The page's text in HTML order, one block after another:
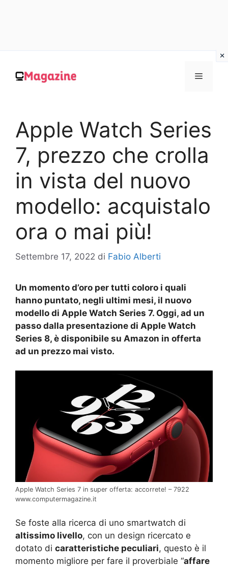
contenuto
MENU
Apple Watch Series
7, prezzo che crolla
in vista del nuovo
modello: acquistalo
ora o mai più!
Settembre 17, 2022 di Fabio Alberti
Un momento d’oro per tutti coloro i quali
hanno puntato, negli ultimi mesi, il nuovo
modello di Apple Watch Series 7. Oggi, ad un
passo dalla presentazione di Apple Watch
Series 8, è disponibile su Amazon in offerta
ad un prezzo mai visto.
Apple Watch Series 7 in super offerta: accorrete! – 7922
www.computermagazine.it
Se foste alla ricerca di uno smartwatch di
altissimo livello, con un design ricercato e
dotato di caratteristiche peculiari, questo è il
momento migliore per fare il proverbiale “affare